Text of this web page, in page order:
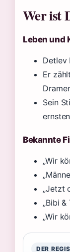
Wer ist
Leben und
Detlev
Er
Sein
Bekannte
„Wir
„Jetzt
„Bibi
„Wir
DER